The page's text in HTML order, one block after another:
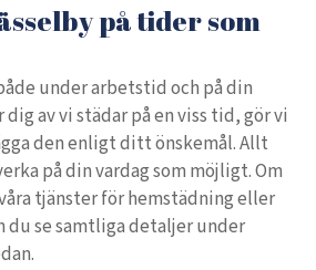
på tider som
under arbetstid och på din
av vi städar på en viss tid, gör vi
den enligt ditt önskemål. Allt
på din vardag som möjligt. Om
tjänster för hemstädning eller
du se samtliga detaljer under